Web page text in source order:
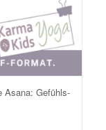
Asana: Gefühls-